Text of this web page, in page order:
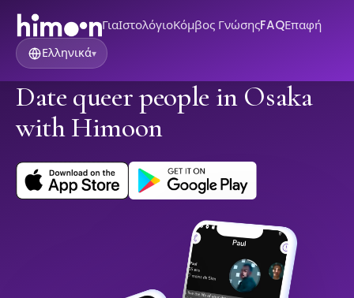
ΓιαΙστολόγιοΚόμβος ΓνώσηςFAQΕπαφή
Ελληνικά▾
Date queer people in Osaka
with Himoon